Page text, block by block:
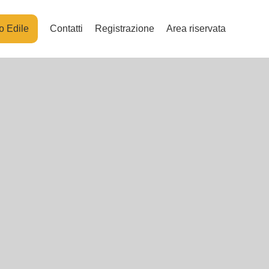
Edile Contatti Registrazione Area riservata